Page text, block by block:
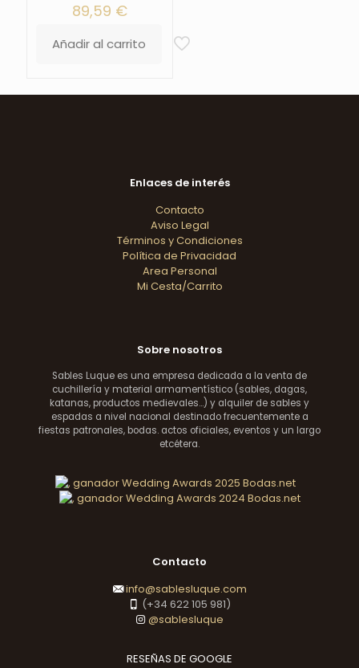
89,59 €
Añadir al carrito
Enlaces de interés
Contacto
Aviso Legal
Términos y Condiciones
Política de Privacidad
Area Personal
Mi Cesta/Carrito
Sobre nosotros
Sables Luque es una empresa dedicada a la venta de
cuchillería y material armamentístico (sables, dagas,
katanas, productos medievales...) y alquiler de sables y
espadas a nivel nacional destinado frecuentemente a
fiestas patronales, bodas. actos oficiales, eventos y un largo
etcétera.
Contacto
info@sablesluque.com
(+34 622 105 981)
@sablesluque
RESEÑAS DE GOOGLE